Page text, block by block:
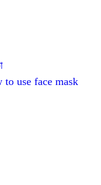
to use face mask